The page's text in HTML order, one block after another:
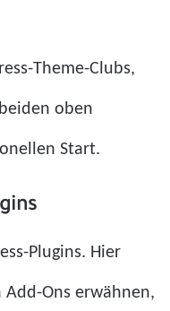
Theme-Clubs,
oben
Start.
Plugins. Hier
Ons erwähnen,